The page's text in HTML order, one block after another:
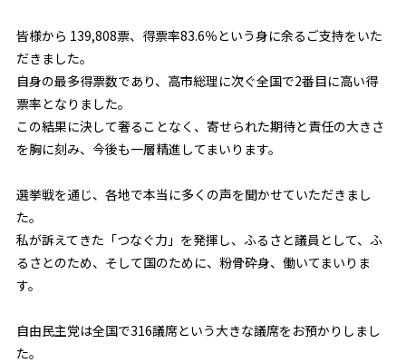
皆様から 139,808票、得票率83.6％という身に余るご支持をいた
だきました。
自身の最多得票数であり、高市総理に次ぐ全国で2番目に高い得
票率となりました。
この結果に決して奢ることなく、寄せられた期待と責任の大きさ
を胸に刻み、今後も一層精進してまいります。
選挙戦を通じ、各地で本当に多くの声を聞かせていただきまし
た。
私が訴えてきた「つなぐ力」を発揮し、ふるさと議員として、ふ
るさとのため、そして国のために、粉骨砕身、働いてまいりま
す。
自由民主党は全国で316議席という大きな議席をお預かりしまし
た。